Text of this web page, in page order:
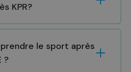
KPR?
le sport après
?